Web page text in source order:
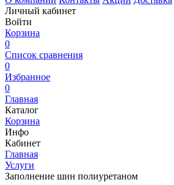
Личный кабинет
Войти
Корзина
0
Список сравнения
0
Избранное
0
Главная
Каталог
Корзина
Инфо
Кабинет
Главная
Услуги
Заполнение шин полиуретаном